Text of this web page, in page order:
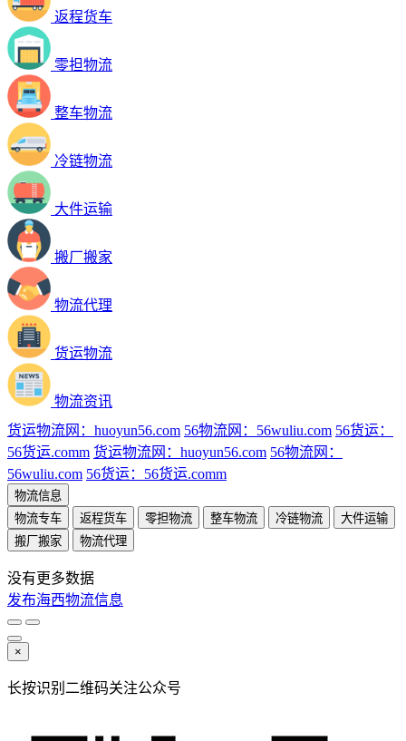
返程货车
零担物流
整车物流
冷链物流
大件运输
搬厂搬家
物流代理
货运物流
物流资讯
货运物流网：huoyun56.com 56物流网：56wuliu.com 56货运：
56货运.comm 货运物流网：huoyun56.com 56物流网：
56wuliu.com 56货运：56货运.comm
物流信息
物流专车
返程货车 零担物流 整车物流 冷链物流
大件运输
搬厂搬家
物流代理
没有更多数据
发布海西物流信息
×
长按识别二维码关注公众号